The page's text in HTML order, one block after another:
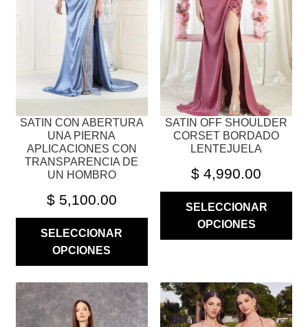
SATIN CON ABERTURA
UNA PIERNA
APLICACIONES CON
TRANSPARENCIA DE
UN HOMBRO
$5,100.00
SELECCIONAR
OPCIONES
OPCIONES
DE
PRODUCTO
SATIN OFF SHOULDER
CORSET BORDADO
LENTEJUELA
$ 4,990.00
SELECCIONAR
OPCIONES
OPCIONES
PUEDEN
ELEGIR
EN
PÁGINA
DE
PRODUCTO
ESTE
PRODUCTO
TIENE
ESTE
PRODUCTO
TIENE